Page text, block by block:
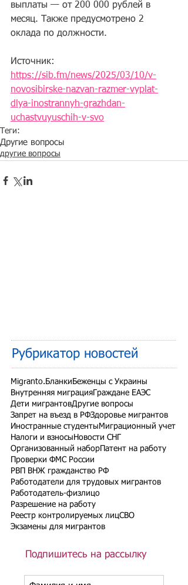
выплаты — от 200 000 рублей в
месяц. Также предусмотрено 2
оклада по должности.
Источник:
https://sib.fm/news/2025/03/10/v-
novosibirske-nazvan-razmer-vyplat-
dlya-inostrannyh-grazhdan-
uchastvuyuschih-v-svo
Теги:
Другие вопросы
другие вопросы
Рубрикатор новостей
Migranto.Бланки Беженцы с Украины
Внутренняя миграция Граждане ЕАЭС
Дети мигрантовДругие вопросы
Запрет на въезд в РФЗдоровье мигрантов
Иностранные студенты Миграционный учет
Налоги и взносы Новости СНГ
Организованный набор Патент на работу
Проверки ФМС России
РВП ВНЖ гражданство РФ
Работодатели для трудовых мигрантов
Работодатель-физлицо
Разрешение на работу
Реестр контролируемых лицСВО
Экзамены для мигрантов
Подпишитесь на рассылку